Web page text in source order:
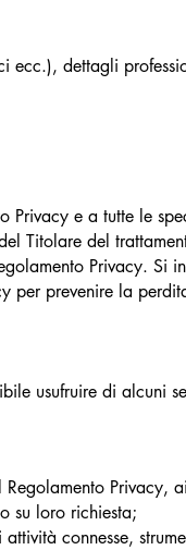
ecc.), dettagli
Privacy e a tutte le
Titolare del
Privacy. Si
per prevenire la
usufruire di alcuni
Privacy,
su loro richiesta;
connesse,